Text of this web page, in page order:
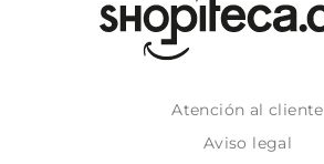
Atención al cliente
Aviso legal